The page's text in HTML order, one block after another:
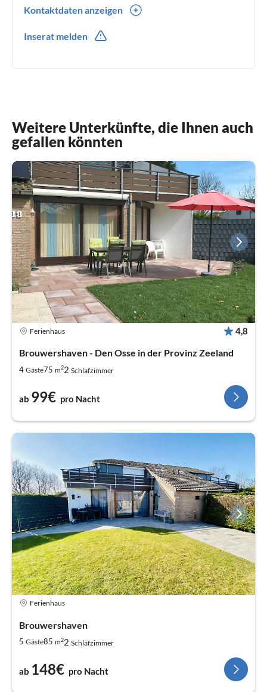
Kontaktdaten anzeigen
Inserat melden
Weitere Unterkünfte, die Ihnen auch
gefallen könnten
Ferienhaus 4,8
Brouwershaven - Den Osse in der Provinz Zeeland
4 Gäste75 m22 Schlafzimmer
ab 99€ pro Nacht
Ferienhaus
Brouwershaven
5 Gäste85 m22 Schlafzimmer
ab 148€ pro Nacht